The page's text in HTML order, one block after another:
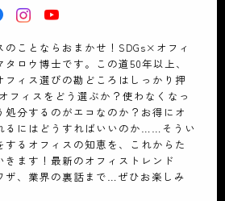
のことならおまかせ！SDGs×オフィ
ロウ博士です。この道50年以上、
ィス選びの勘どころはしっかり押
フィスをどう選ぶか？使わなくなっ
処分するのがエコなのか？お得にオ
るにはどうすればいいのか……そうい
するオフィスの知恵を、これからた
きます！最新のオフィストレンド
ザ、業界の裏話まで…ぜひお楽しみ